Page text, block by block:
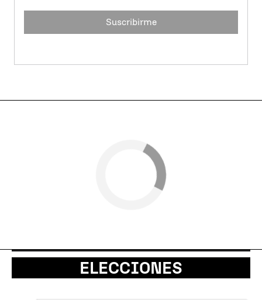
Suscribirme
ELECCIONES